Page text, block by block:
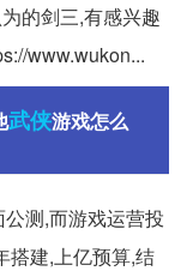
的剑三,有感兴趣
www.wukon...
武侠游戏怎么
测,而游戏运营投
搭建,上亿预算,结